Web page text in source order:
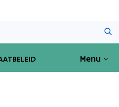
inhoud
gaan
Menu